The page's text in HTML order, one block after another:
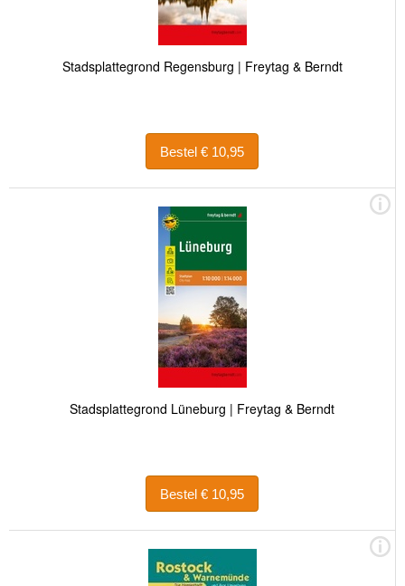
Stadsplattegrond Regensburg | Freytag & Berndt
Bestel € 10,95
Stadsplattegrond Lüneburg | Freytag & Berndt
Bestel € 10,95